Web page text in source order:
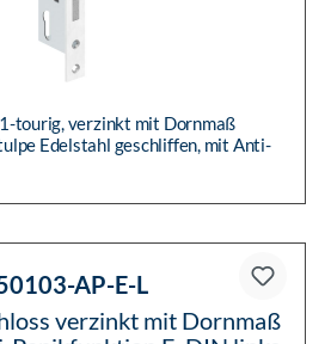
tourig, verzinkt mit Dornmaß
geschliffen, mit Anti-
AP-E-L
verzinkt mit Dornmaß